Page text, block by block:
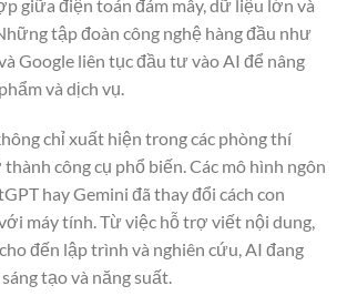
giữa điện toán đám mây, dữ liệu lớn và
tập đoàn công nghệ hàng đầu như
Google liên tục đầu tư vào AI để nâng
và dịch vụ.
chỉ xuất hiện trong các phòng thí
công cụ phổ biến. Các mô hình ngôn
hay Gemini đã thay đổi cách con
máy tính. Từ việc hỗ trợ viết nội dung,
đến lập trình và nghiên cứu, AI đang
tạo và năng suất.